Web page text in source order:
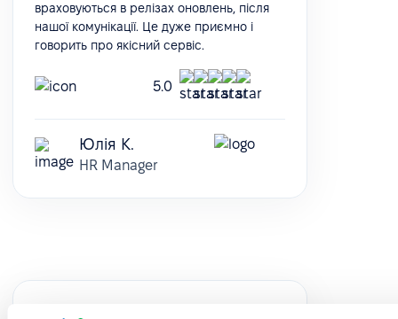
враховуються в релізах оновлень, після
нашої комунікації. Це дуже приємно і
говорить про якісний сервіс.
5.0
Юлія К.
HR Manager